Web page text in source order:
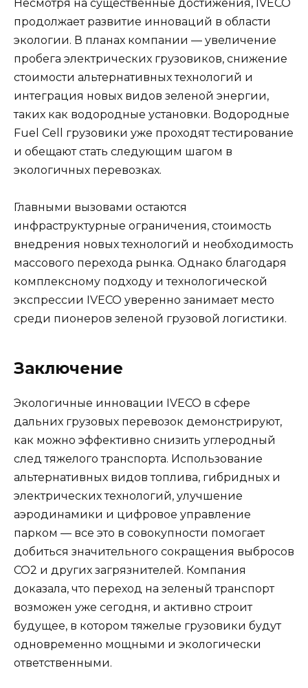
Несмотря на существенные достижения, IVECO
продолжает развитие инноваций в области
экологии. В планах компании — увеличение
пробега электрических грузовиков, снижение
стоимости альтернативных технологий и
интеграция новых видов зеленой энергии,
таких как водородные установки. Водородные
Fuel Cell грузовики уже проходят тестирование
и обещают стать следующим шагом в
экологичных перевозках.
Главными вызовами остаются
инфраструктурные ограничения, стоимость
внедрения новых технологий и необходимость
массового перехода рынка. Однако благодаря
комплексному подходу и технологической
экспрессии IVECO уверенно занимает место
среди пионеров зеленой грузовой логистики.
Заключение
Экологичные инновации IVECO в сфере
дальних грузовых перевозок демонстрируют,
как можно эффективно снизить углеродный
след тяжелого транспорта. Использование
альтернативных видов топлива, гибридных и
электрических технологий, улучшение
аэродинамики и цифровое управление
парком — все это в совокупности помогает
добиться значительного сокращения выбросов
CO2 и других загрязнителей. Компания
доказала, что переход на зеленый транспорт
возможен уже сегодня, и активно строит
будущее, в котором тяжелые грузовики будут
одновременно мощными и экологически
ответственными.